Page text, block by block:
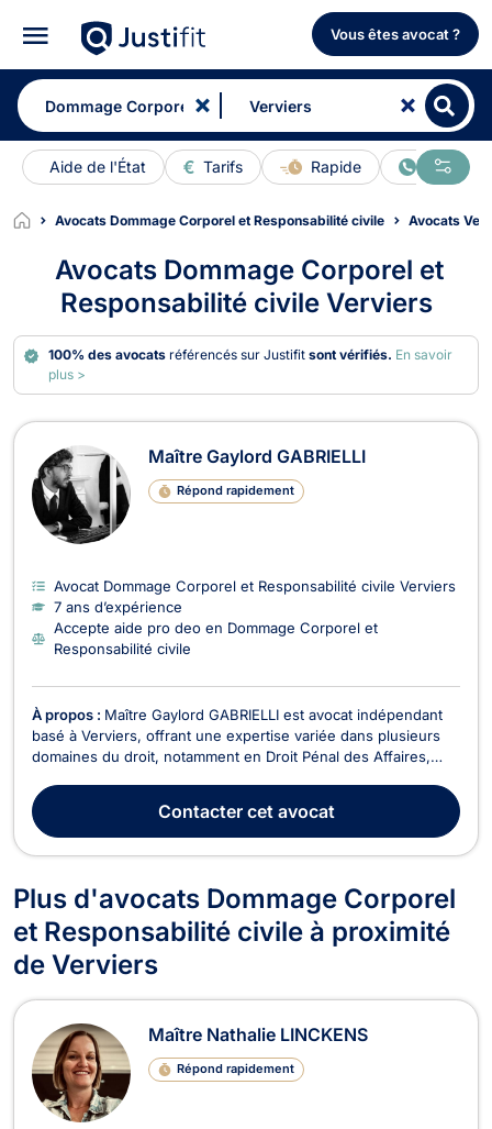
Vous êtes avocat ?
Aide de l'État Tarifs Rapide En ligne
Avocats Dommage Corporel et Responsabilité civile Avocats
Avocats Dommage Corporel et
Responsabilité civile Verviers
100% des avocats référencés sur Justifitsont vérifiés. En savoir
plus >
Avocats en Dommage Corporel et
Maître Gaylord GABRIELLI
Répond rapidement
Avocat Dommage Corporel et Responsabilité civile Verviers
7 ans d’expérience
Accepte aide pro deo en Dommage Corporel et
Responsabilité civile
À propos : Maître Gaylord GABRIELLI est avocat indépendant
basé à Verviers, offrant une expertise variée dans plusieurs
domaines du droit, notamment en Droit Pénal des Affaires,
Droit Civil, Droit des Successions, Divorce, Dommage Corporel
et Responsabilité civile, Droit Pén...
Contactercet avocat
Plus d'avocats Dommage Corporel
et Responsabilité civile à proximité
de Verviers
Maître Nathalie LINCKENS
Répond rapidement